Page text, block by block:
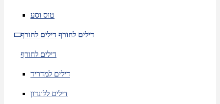
טוס וסע
דילים לחורף דילים לחורף
דילים לחורף
דילים למדריד
דילים ללונדון